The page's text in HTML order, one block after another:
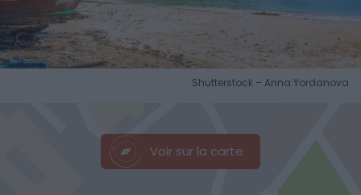
Shutterstock – Anna Yordanova
Voir sur la carte